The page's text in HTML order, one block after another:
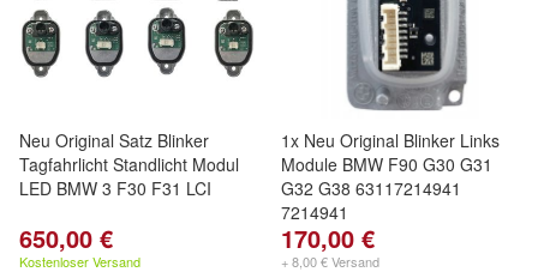
Neu Original Satz Blinker
Tagfahrlicht Standlicht Modul
LED BMW 3 F30 F31 LCI
650,00 €
Kostenloser Versand
1x Neu Original Blinker Links
Module BMW F90 G30 G31
G32 G38 63117214941
7214941
170,00 €
+ 8,00 € Versand